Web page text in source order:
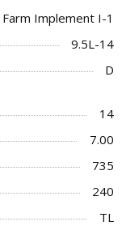
Farm Implement I-1
9.5L-14
D
14
7.00
735
240
TL